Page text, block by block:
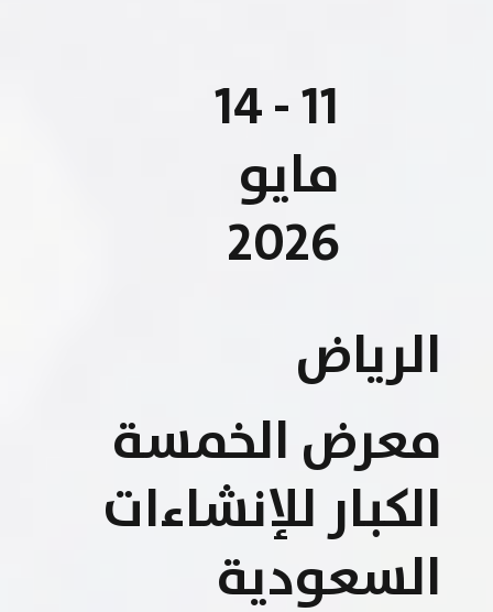
11 - 14
مايو
2026
الرياض
معرض الخمسة
الكبار للإنشاءات
السعودية